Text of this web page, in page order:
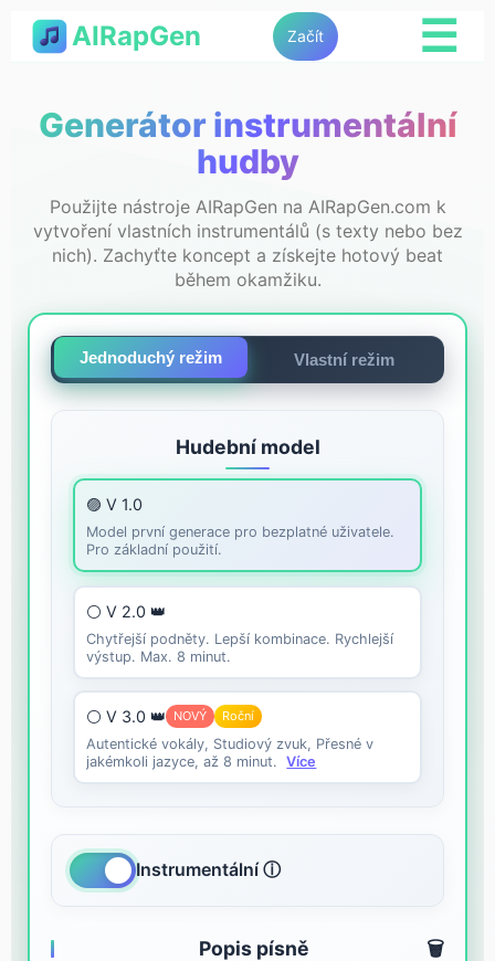
AIRapGen Začít ☰
Generátor instrumentální
hudby
Použijte nástroje AIRapGen na AIRapGen.com k
vytvoření vlastních instrumentálů (s texty nebo bez
nich). Zachyťte koncept a získejte hotový beat
během okamžiku.
Jednoduchý režim Vlastní režim
Hudební model
🟣 V 1.0
Model první generace pro bezplatné uživatele.
Pro základní použití.
⚪ V 2.0 👑
Chytřejší podněty. Lepší kombinace. Rychlejší
výstup. Max. 8 minut.
⚪ V 3.0 👑 NOVÝ Roční
Autentické vokály, Studiový zvuk, Přesné v
jakémkoli jazyce, až 8 minut.
Více
Instrumentální ⓘ
Popis písně 🗑️